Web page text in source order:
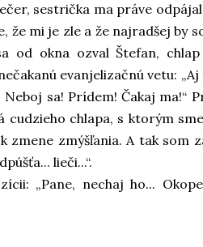
sestrička ma práve
mi je zle a že najradšej by
od okna ozval Štefan,
evanjelizačnú vetu:
Neboj sa! Prídem! Čakaj ma!“
cudzieho chlapa, s ktorým
zmene zmýšľania. A tak som
lieči...“.
„Pane, nechaj ho...